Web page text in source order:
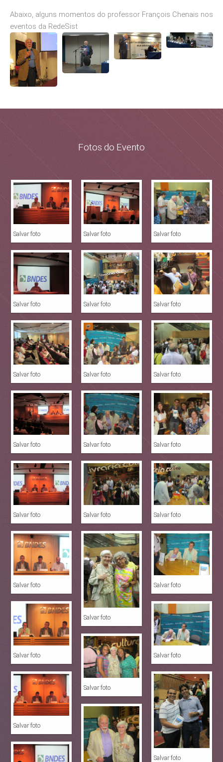
Abaixo, alguns momentos do professor François Chenais nos
eventos da RedeSist
Fotos do Evento
Salvar foto
Salvar foto
Salvar foto
Salvar foto
Salvar foto
Salvar foto
Salvar foto
Salvar foto
Salvar foto
Salvar foto
Salvar foto
Salvar foto
Salvar foto
Salvar foto
Salvar foto
Salvar foto
Salvar foto
Salvar foto
Salvar foto
Salvar foto
Salvar foto
Salvar foto
Salvar foto